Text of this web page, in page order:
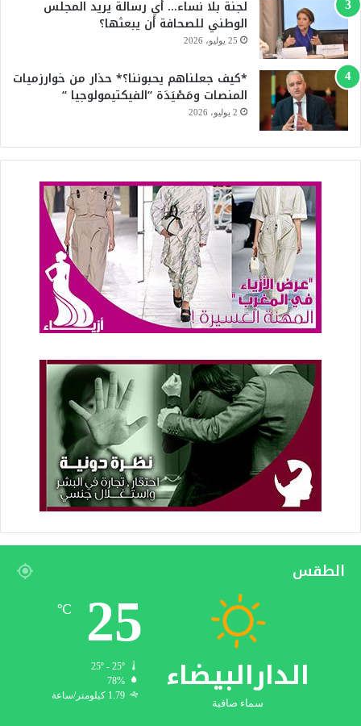
لجنة بلا نساء… أي رسالة يريد المجلس
الوطني للصحافة أن يبعثها؟
25 يوليو، 2026
*كيف جعلناهم يحبوننا؟* حذار من خوارزميات
المنصات ومَصْيَدَة “الفيكتيمولوجيا “
2 يوليو، 2026
الطقس
الدارالبيضاء
سماء صافية
25
℃
78%
1.79 كيلومتر/ساعة